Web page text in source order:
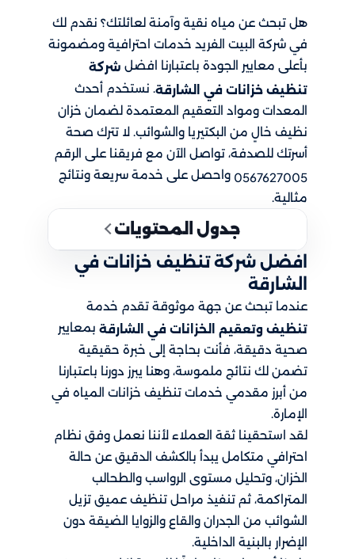
هل تبحث عن مياه نقية وآمنة لعائلتك؟ نقدم لك
في شركة البيت الفريد خدمات احترافية ومضمونة
بأعلى معايير الجودة باعتبارنا افضل شركة
تنظيف خزانات في الشارقة. نستخدم أحدث
المعدات ومواد التعقيم المعتمدة لضمان خزان
نظيف خالٍ من البكتيريا والشوائب. لا تترك صحة
أسرتك للصدفة، تواصل الآن مع فريقنا على الرقم
0567627005 واحصل على خدمة سريعة ونتائج
مثالية.
جدول المحتويات
افضل شركة تنظيف خزانات في
الشارقة
عندما تبحث عن جهة موثوقة تقدم خدمة
تنظيف وتعقيم الخزانات في الشارقة بمعايير
صحية دقيقة، فأنت بحاجة إلى خبرة حقيقية
تضمن لك نتائج ملموسة، وهنا يبرز دورنا باعتبارنا
من أبرز مقدمي خدمات تنظيف خزانات المياه في
الإمارة.
لقد استحقينا ثقة العملاء لأننا نعمل وفق نظام
احترافي متكامل يبدأ بالكشف الدقيق عن حالة
الخزان، وتحليل مستوى الرواسب والطحالب
المتراكمة، ثم تنفيذ مراحل تنظيف عميق تزيل
الشوائب من الجدران والقاع والزوايا الضيقة دون
الإضرار بالبنية الداخلية.